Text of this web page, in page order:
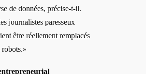
de données, précise-t-il.
journalistes paresseux
être réellement remplacés
robots.»